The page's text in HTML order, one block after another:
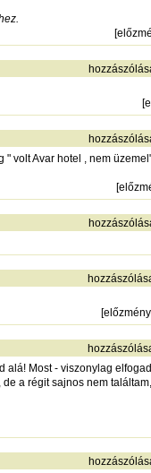
[
[
volt Avar hotel , nem
[
[előzmény
alá! Most - viszonylag
a régit sajnos nem